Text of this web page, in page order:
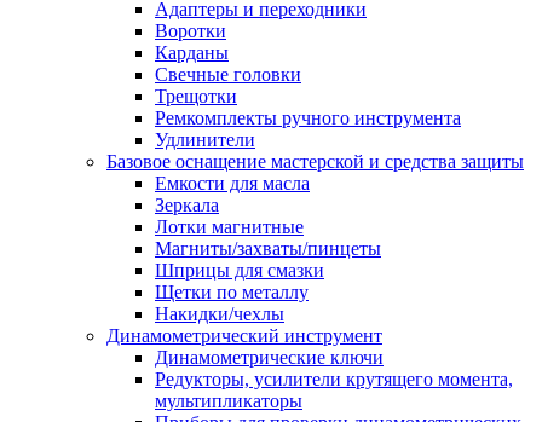
Адаптеры и переходники
Воротки
Карданы
Свечные головки
Трещотки
Ремкомплекты ручного инструмента
Удлинители
Базовое оснащение мастерской и средства защиты
Емкости для масла
Зеркала
Лотки магнитные
Магниты/захваты/пинцеты
Шприцы для смазки
Щетки по металлу
Накидки/чехлы
Динамометрический инструмент
Динамометрические ключи
Редукторы, усилители крутящего момента,
мультипликаторы